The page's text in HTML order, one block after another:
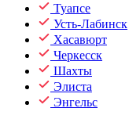
Туапсе
Усть-Лабинск
Хасавюрт
Черкесск
Шахты
Элиста
Энгельс